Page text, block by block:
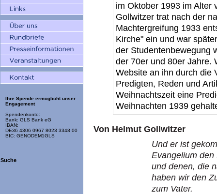
Ihre Spende ermöglicht unser
Engagement
Spendenkonto:
Bank: GLS Bank eG
IBAN:
DE36 4306 0967 8023 3348 00
BIC: GENODEM1GLS
Suche
im Oktober 1993 im Alter
Gollwitzer trat nach der
Machtergreifung 1933
Kirche" ein und war
der Studentenbewegung
der 70er und 80er Jahre.
Website an ihn durch die
Predigten, Reden und
Weihnachtszeit eine
Weihnachten 1939
Von Helmut Gollwitzer
Und er ist
Evangelium
und denen, die
haben wir den
zum Vater.